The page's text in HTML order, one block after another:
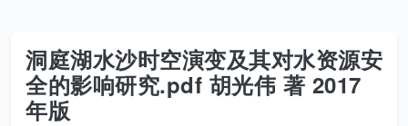
洞庭湖水沙时空演变及其对水资源安
全的影响研究.pdf 胡光伟 著 2017
年版